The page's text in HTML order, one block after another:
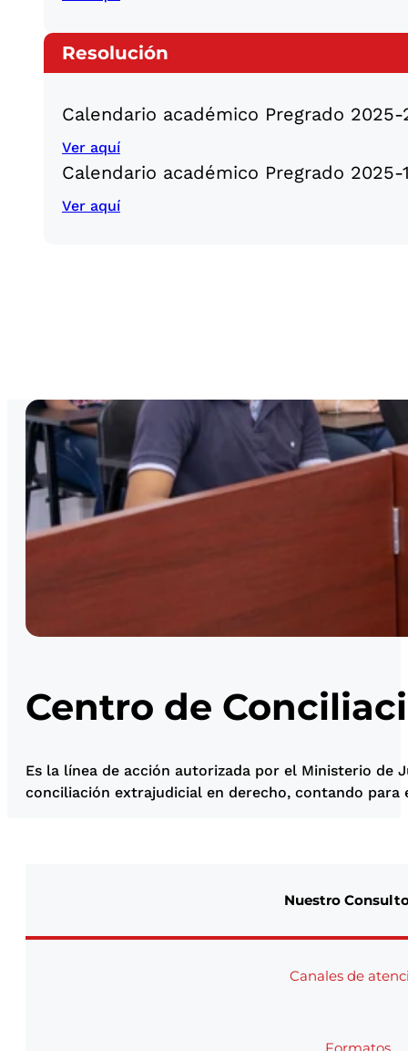
Resolución
Calendario académico Pregrado 2025-
Ver aquí
Calendario académico Pregrado 2025-
Ver aquí
Centro de
Es la línea de acción autorizada por el Ministerio de
conciliación extrajudicial en derecho, contando
Nuestro
Canales de
Formatos